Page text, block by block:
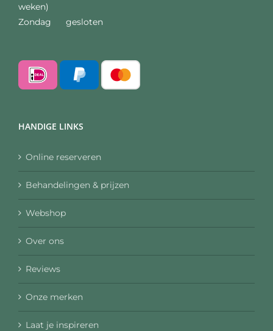
weken)
Zondag gesloten
HANDIGE LINKS
Online reserveren
Behandelingen & prijzen
Webshop
Over ons
Reviews
Onze merken
Laat je inspireren